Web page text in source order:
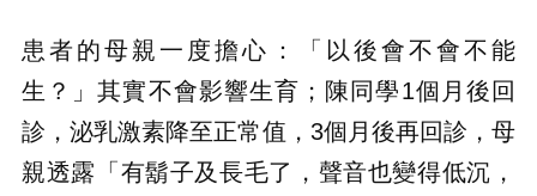
患者的母親一度擔心：「以後會不會不能
生？」其實不會影響生育；陳同學1個月後回
診，泌乳激素降至正常值，3個月後再回診，母
親透露「有鬍子及長毛了，聲音也變得低沉，